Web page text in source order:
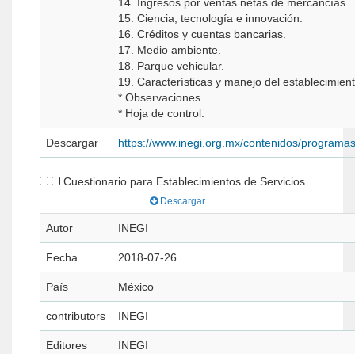
15. Ciencia, tecnología e innovación.
16. Créditos y cuentas bancarias.
17. Medio ambiente.
18. Parque vehicular.
19. Características y manejo del
* Observaciones.
* Hoja de control.
Descargar https://www.inegi.org.mx/contenidos/
Cuestionario para Establecimientos de Servicios
Descargar
Autor INEGI
Fecha 2018-07-26
País México
contributors INEGI
Editores INEGI